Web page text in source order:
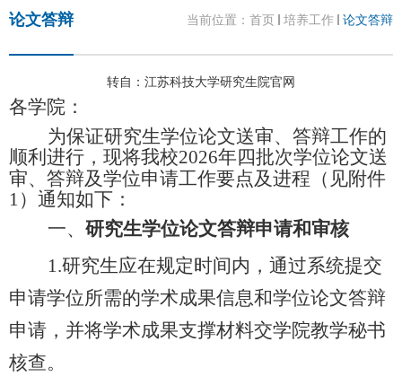
当前位置： 首页 培养工作 论文答辩
论文答辩
转自：江苏科技大学研究生院官网
各学院：
为保证研究生学位论文送审、答辩工作的
顺利进行，现将我校2026年四批次学位论文送
审、答辩及学位申请工作要点及进程（见附件
1 ）通知如下：
一、研究生学位论文答辩申请和审核
1.研究生应在规定时间内，通过系统提交
申请学位所需的学术成果信息和学位论文答辩
申请，并将学术成果支撑材料交学院教学秘书
核查。